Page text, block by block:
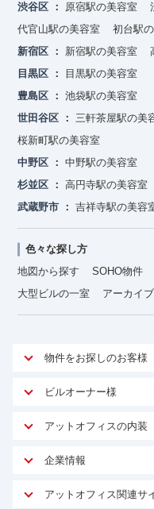
渋谷区
原宿駅の美容室
代官山駅の美容室
初台駅
新宿区
新宿駅の美容室
目黒区
目黒駅の美容室
豊島区
池袋駅の美容室
世田谷区
三軒茶屋駅の美
桜新町駅の美容室
中野区
中野駅の美容室
杉並区
高円寺駅の美容室
武蔵野市
吉祥寺駅の美容
色々な探し方
地図から探す
SOHO物件
大型ビルの一室
アーカイ
物件をお探しのお客様
アットオフィスが選ば
ご契約者様インタビュー
オフィスお役立ちコラム
ビルオーナー様
オーナー様向けサービス
マイソク作成
物件情報から成約賃料
アットオフィスの内装
サービス内容
内装に関するよくある
企業情報
アットオフィス関連サ